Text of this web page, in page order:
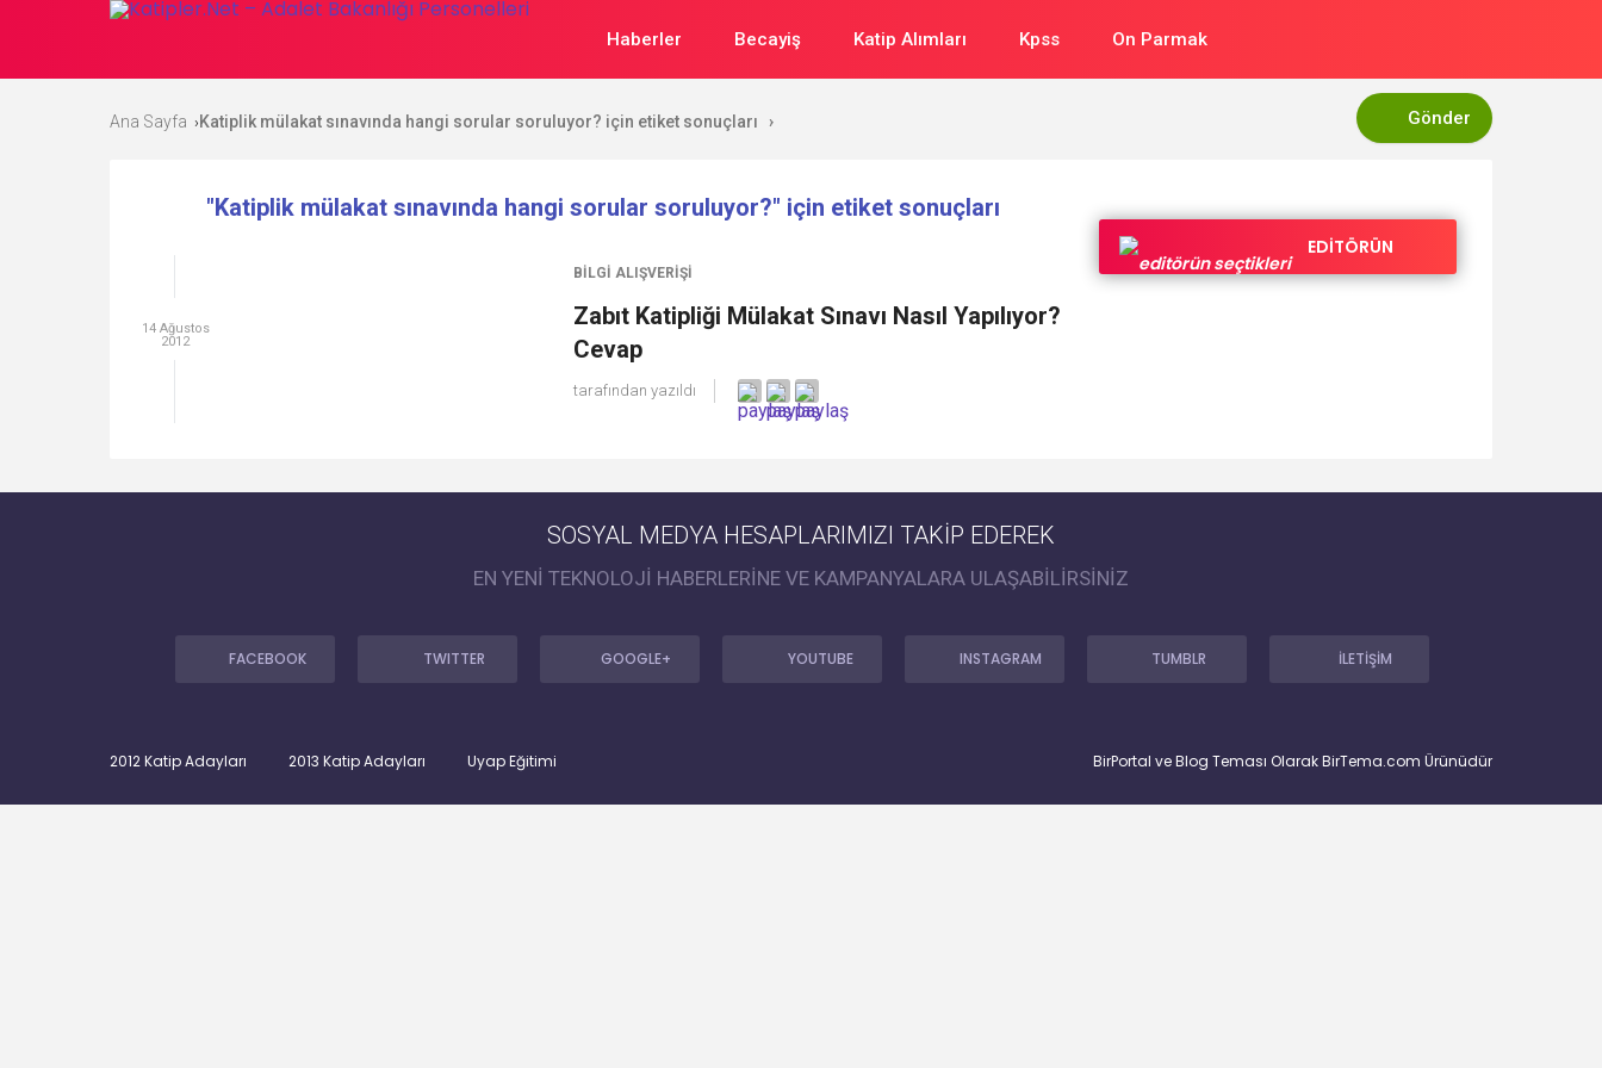
Haberler Becayiş Katip Alımları Kpss On Parmak
Gönder
Ana Sayfa › Katiplik mülakat sınavında hangi sorular soruluyor? için etiket sonuçları ›
"Katiplik mülakat sınavında hangi sorular soruluyor?" için etiket sonuçları
BILGI ALIŞVERIŞI
Zabıt Katipliği Mülakat Sınavı Nasıl Yapılıyor?
Cevap
tarafından yazıldı
14 Ağustos
2012
EDİTÖRÜN
SOSYAL MEDYA HESAPLARIMIZI TAKİP EDEREK
EN YENİ TEKNOLOJİ HABERLERİNE VE KAMPANYALARA ULAŞABİLİRSİNİZ
FACEBOOK TWITTER GOOGLE+ YOUTUBE INSTAGRAM TUMBLR İLETİŞİM
2012 Katip Adayları 2013 Katip Adayları Uyap Eğitimi BirPortal ve Blog Teması Olarak BirTema.com Ürünüdür